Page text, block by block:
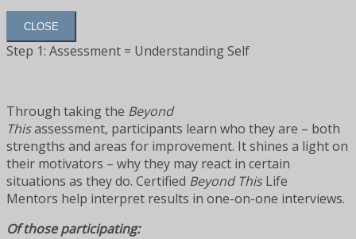
CLOSE
Step 1: Assessment = Understanding Self
Through taking the Beyond
Thisassessment, participants learn who they are – both
strengths and areas for improvement. It shines a light on
their motivators – why they may react in certain
situations as they do. Certified Beyond ThisLife
Mentors help interpret results in one-on-one interviews.
Of those participating: